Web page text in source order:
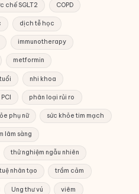
chế SGLT2 COPD
dịch tễ học
immunotherapy
metformin
nhi khoa
PCI phân loại rủi ro
phụ nữ sức khỏe tim mạch
lâm sàng
thử nghiệm ngẫu nhiên
nhân tạo trầm cảm
Ung thư vú viêm